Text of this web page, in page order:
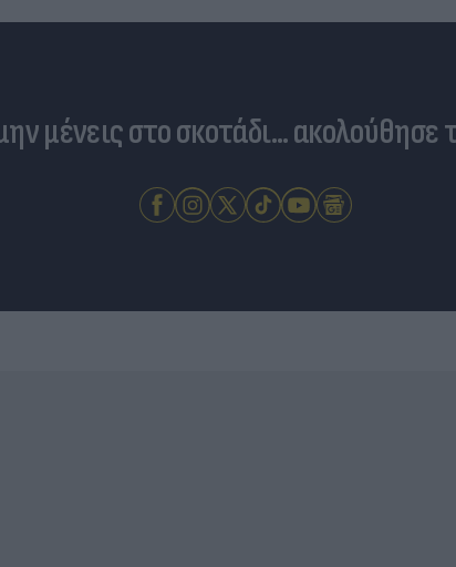
μένεις στο σκοτάδι... ακολούθησε